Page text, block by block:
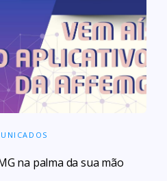
na palma da sua mão